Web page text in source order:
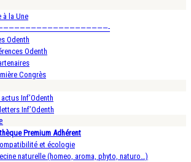
à la Une
Odenth
Odenth
Congrès
Inf’Odenth
Inf’Odenth
Premium Adhérent
et écologie
naturelle (homeo, aroma, phyto, naturo…)